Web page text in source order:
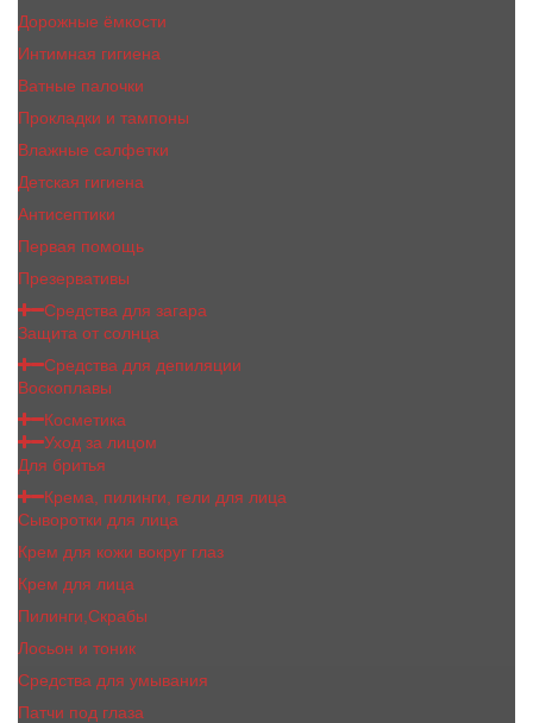
Дорожные ёмкости
Интимная гигиена
Ватные палочки
Прокладки и тампоны
Влажные салфетки
Детская гигиена
Антисептики
Первая помощь
Презервативы
Средства для загара
Защита от солнца
Средства для депиляции
Воскоплавы
Косметика
Уход за лицом
Для бритья
Крема, пилинги, гели для лица
Сыворотки для лица
Крем для кожи вокруг глаз
Крем для лица
Пилинги,Скрабы
Лосьон и тоник
Средства для умывания
Патчи под глаза